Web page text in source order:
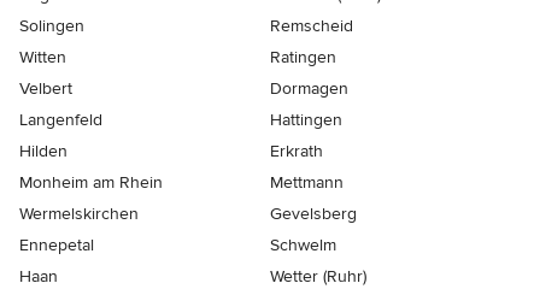
Solingen
Remscheid
Witten
Ratingen
Velbert
Dormagen
Langenfeld
Hattingen
Hilden
Erkrath
Monheim am Rhein
Mettmann
Wermelskirchen
Gevelsberg
Ennepetal
Schwelm
Haan
Wetter (Ruhr)